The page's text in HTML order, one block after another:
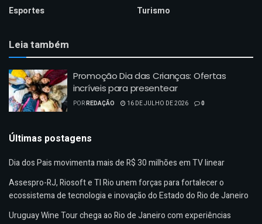
Esportes
Turismo
Leia também
Promoção Dia das Crianças: Ofertas
incríveis para presentear
PORREDAÇÃO 16 DE JULHO DE 2026 0
Últimas postagens
Dia dos Pais movimenta mais de R$ 30 milhões em TV linear
Assespro-RJ, Riosoft e TI Rio unem forças para fortalecer o
ecossistema de tecnologia e inovação do Estado do Rio de Janeiro
Uruguay Wine Tour chega ao Rio de Janeiro com experiências